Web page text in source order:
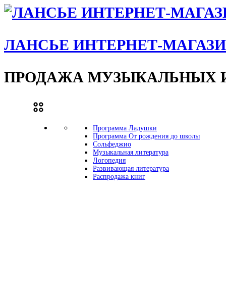
ЛАНСЬЕ ИНТЕРНЕТ-
ПРОДАЖА МУЗЫКАЛЬНЫХ
Программа Ладушки
Программа От рождения до школы
Сольфеджио
Музыкальная литература
Логопедия
Развивающая литература
Распродажа книг